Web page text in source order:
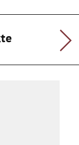
Situationen zu